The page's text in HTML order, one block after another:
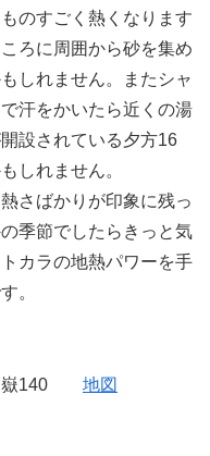
のすごく熱くなります
ろに周囲から砂を集め
しれません。またシャ
汗をかいたら近くの湯
設されている夕方16
しれません。
さばかりが印象に残っ
季節でしたらきっと気
カラの地熱パワーを手
。
御嶽140 地図